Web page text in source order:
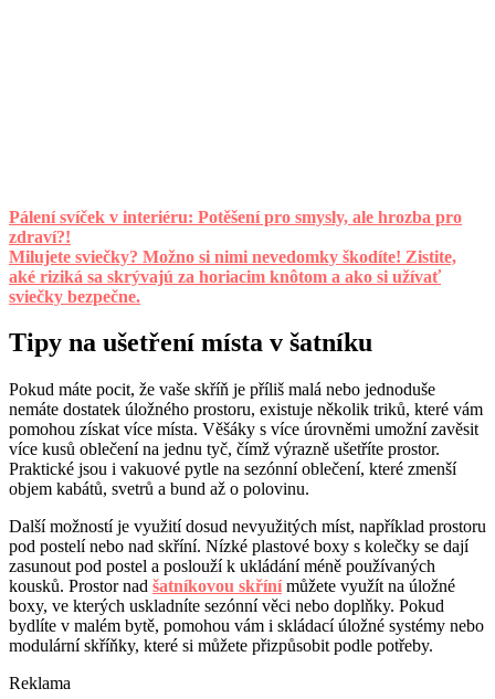
Pálení svíček v interiéru: Potěšení pro smysly, ale hrozba pro
zdraví?!
Milujete sviečky? Možno si nimi nevedomky škodíte! Zistite,
aké riziká sa skrývajú za horiacim knôtom a ako si užívať
sviečky bezpečne.
Tipy na ušetření místa v šatníku
Pokud máte pocit, že vaše skříň je příliš malá nebo jednoduše
nemáte dostatek úložného prostoru, existuje několik triků, které vám
pomohou získat více místa. Věšáky s více úrovněmi umožní zavěsit
více kusů oblečení na jednu tyč, čímž výrazně ušetříte prostor.
Praktické jsou i vakuové pytle na sezónní oblečení, které zmenší
objem kabátů, svetrů a bund až o polovinu.
Další možností je využití dosud nevyužitých míst, například prostoru
pod postelí nebo nad skříní. Nízké plastové boxy s kolečky se dají
zasunout pod postel a poslouží k ukládání méně používaných
kousků. Prostor nad šatníkovou skřínímůžete využít na úložné
boxy, ve kterých uskladníte sezónní věci nebo doplňky. Pokud
bydlíte v malém bytě, pomohou vám i skládací úložné systémy nebo
modulární skříňky, které si můžete přizpůsobit podle potřeby.
Reklama